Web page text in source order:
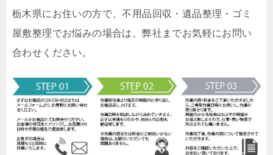
栃木県にお住いの方で、不用品回収・遺品整理・ゴミ
屋敷整理でお悩みの場合は、弊社までお気軽にお問い
合わせください。